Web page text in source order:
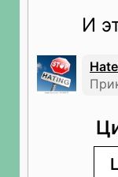
И